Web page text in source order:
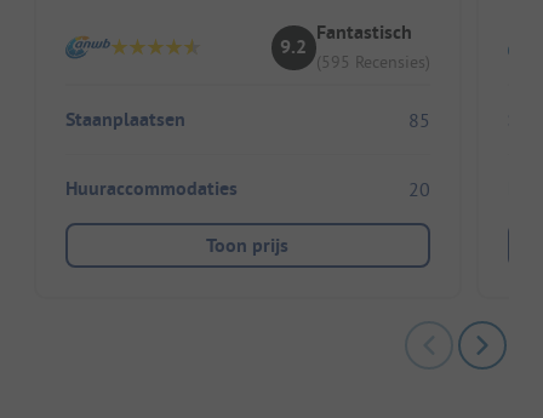
9.2
Fantastisch
(595 Recensies)
Staanplaatsen 85
Huuraccommodaties 20
Toon prijs